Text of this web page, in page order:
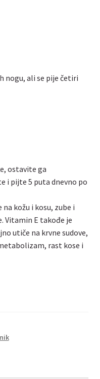
nogu, ali se pije četiri
ostavite ga
i pijte 5 puta dnevno po
kožu i kosu, zube i
Vitamin E takođe je
utiče na krvne sudove,
rast kose i